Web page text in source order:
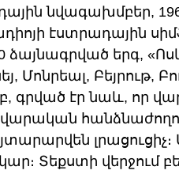
նվագախմբեր,
էստրադային
ձայնագրված երգ,
Մոնրեալ, Բեյրութ,
գրված էր նաև, որ
Տեքստի վերջում